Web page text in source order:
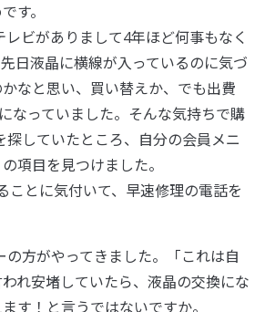
す。
ビがありまして4年ほど何事もなく
日液晶に横線が入っているのに気づ
なと思い、買い替えか、でも出費
なっていました。そんな気持ちで購
探していたところ、自分の会員メニ
項目を見つけました。
ことに気付いて、早速修理の電話を
方がやってきました。「これは自
れ安堵していたら、液晶の交換にな
す！と言うではないですか。